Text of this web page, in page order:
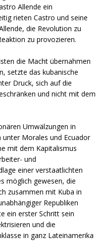
Allende ein
rieten Castro und seine
die Revolution zu
zu provozieren.
die Macht übernahmen
setzte das kubanische
Druck, sich auf die
und nicht mit dem
Umwälzungen in
unter Morales und Ecuador
mit dem Kapitalismus
und
einer verstaatlichten
möglich gewesen, die
zusammen mit Kuba in
Republiken
ein erster Schritt sein
und die
in ganz Lateinamerika